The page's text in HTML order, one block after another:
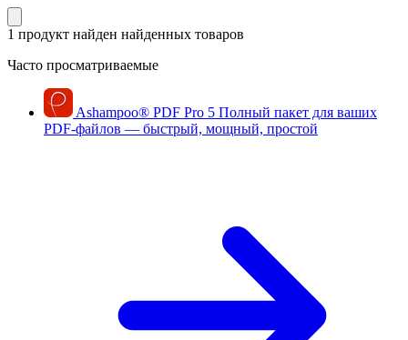
1 продукт найден найденных товаров
Часто просматриваемые
Ashampoo® PDF Pro 5 Полный пакет для ваших
PDF-файлов — быстрый, мощный, простой